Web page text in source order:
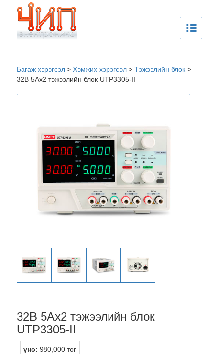
Багаж хэрэгсэл> Хэмжих хэрэгсэл> Тэжээлийн блок>
32B 5Ax2 тэжээлийн блок UTP3305-II
32B 5Ax2 тэжээлийн блок
UTP3305-II
үнэ: 980,000 төг